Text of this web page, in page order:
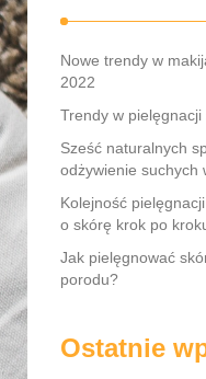
Nowe trendy w
2022
Trendy w
Sześć naturalnych
odżywienie suchych
Kolejność
o skórę krok po
Jak pielęgnować
porodu?
Ostatnie